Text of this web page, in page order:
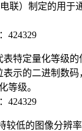
联）制定的用于
424329
表特定量化等级
表示的二进制数
等级。
424329
较低的图像分辨